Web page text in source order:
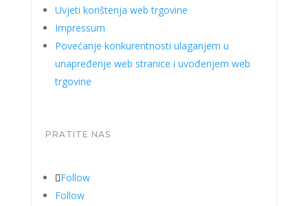
Uvjeti korištenja web trgovine
Impressum
Povećanje konkurentnosti ulaganjem u
unapređenje web stranice i uvođenjem web
trgovine
PRATITE NAS
Follow
Follow